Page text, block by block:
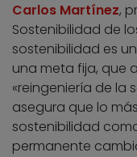
Carlos Martínez,
Sostenibilidad de
sostenibilidad es
una meta fija, que
«reingeniería de la
asegura que lo
sostenibilidad
permanente